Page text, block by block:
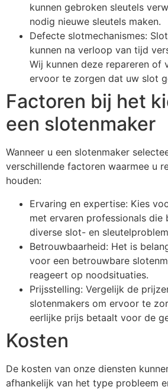
kunnen gebroken sleutels
nodig nieuwe sleutels maken.
Defecte slotmechanismes:
kunnen na verloop van tijd
Wij kunnen deze repareren of
ervoor te zorgen dat uw slot
Factoren bij het
een slotenmaker
Wanneer u een slotenmaker
verschillende factoren waarmee u
houden:
Ervaring en expertise: Kies
met ervaren professionals die
diverse slot- en
Betrouwbaarheid: Het is
voor een betrouwbare
reageert op noodsituaties.
Prijsstelling: Vergelijk de
slotenmakers om ervoor te
eerlijke prijs betaalt voor de
Kosten
De kosten van onze diensten
afhankelijk van het type probleem